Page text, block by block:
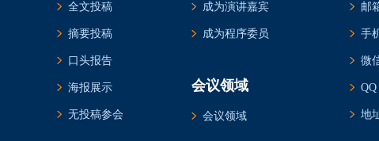
全文投稿
摘要投稿
口头报告
海报展示
无投稿参会
成为演讲嘉宾
成为程序委员
会议领域
会议领域
邮
手
微
QQ
地